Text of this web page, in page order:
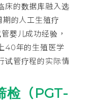
床的数据库融入选
的人工生殖疗
婴儿成功经验，
40年的生殖医学
试管疗程的实际情
检（PGT-